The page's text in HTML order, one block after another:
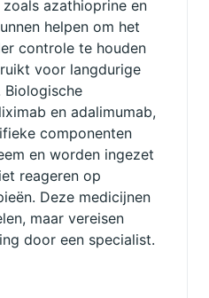
azathioprine en
helpen om het
controle te houden
voor langdurige
Biologische
en adalimumab,
componenten
en worden ingezet
reageren op
Deze medicijnen
maar vereisen
door een specialist.